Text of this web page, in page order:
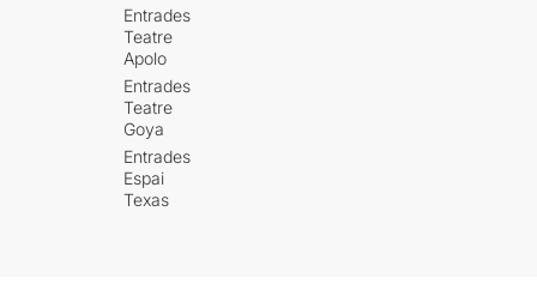
Entrades
Teatre
Apolo
Entrades
Teatre
Goya
Entrades
Espai
Texas